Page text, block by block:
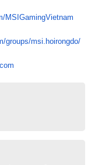
MSIGamingVietnam
groups/msi.hoirongdo/